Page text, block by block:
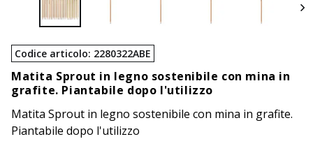
Codice articolo: 2280322ABE
Matita Sprout in legno sostenibile con mina in
grafite. Piantabile dopo l'utilizzo
Matita Sprout in legno sostenibile con mina in grafite.
Piantabile dopo l'utilizzo